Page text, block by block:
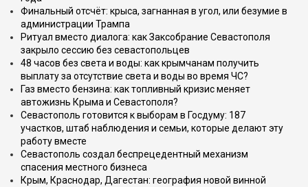
Финальный отсчёт: крыса, загнанная в угол, или безумие в
администрации Трампа
Ритуал вместо диалога: как Заксобрание Севастополя
закрыло сессию без севастопольцев
48 часов без света и воды: как крымчанам получить
выплату за отсутствие света и воды во время ЧС?
Газ вместо бензина: как топливный кризис меняет
автожизнь Крыма и Севастополя?
Севастополь готовится к выборам в Госдуму: 187
участков, штаб наблюдения и семьи, которые делают эту
работу вместе
Севастополь создал беспрецедентный механизм
спасения местного бизнеса
Крым, Краснодар, Дагестан: география новой винной